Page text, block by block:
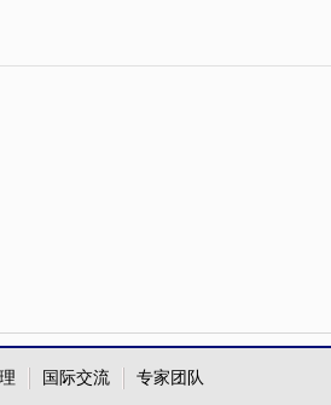
国际交流 专家团队